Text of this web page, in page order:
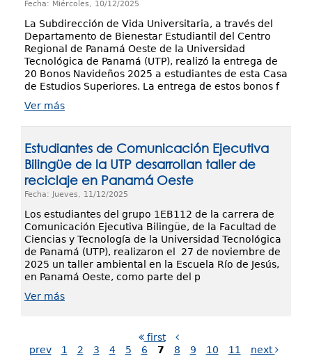
Fecha: Miércoles, 10/12/2025
La Subdirección de Vida Universitaria, a través del
Departamento de Bienestar Estudiantil del Centro
Regional de Panamá Oeste de la Universidad
Tecnológica de Panamá (UTP), realizó la entrega de
20 Bonos Navideños 2025 a estudiantes de esta Casa
de Estudios Superiores. La entrega de estos bonos f
Ver más
Estudiantes de Comunicación Ejecutiva
Bilingüe de la UTP desarrollan taller de
reciclaje en Panamá Oeste
Fecha: Jueves, 11/12/2025
Los estudiantes del grupo 1EB112 de la carrera de
Comunicación Ejecutiva Bilingüe, de la Facultad de
Ciencias y Tecnología de la Universidad Tecnológica
de Panamá (UTP), realizaron el 27 de noviembre de
2025 un taller ambiental en la Escuela Río de Jesús,
en Panamá Oeste, como parte del p
Ver más
first
prev
1 2 3 4 5 6 7 8 9 10 11
next